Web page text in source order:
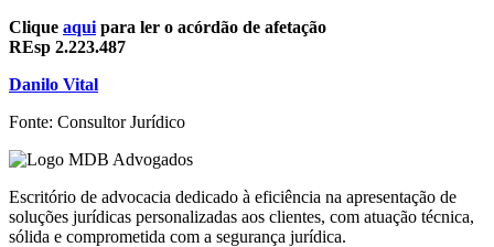
Clique aqui para ler o acórdão de afetação
REsp 2.223.487
Danilo Vital
Fonte: Consultor Jurídico
Escritório de advocacia dedicado à eficiência na apresentação de
soluções jurídicas personalizadas aos clientes, com atuação técnica,
sólida e comprometida com a segurança jurídica.